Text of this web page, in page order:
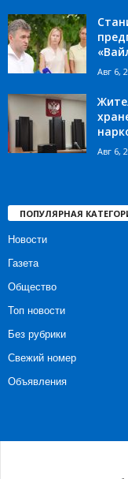
Авг 6,
Авг 6,
ПОПУЛЯРНАЯ
Новости
Газета
Общество
Топ новости
Без рубрики
Свежий номер
Объявления